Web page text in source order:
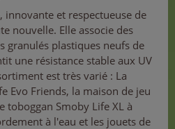
innovante et respectueuse de
nouvelle. Elle associe des
granulés plastiques neufs de
une résistance stable aux UV
est très varié : La
Evo Friends, la maison de jeu
toboggan Smoby Life XL à
à l'eau et les jouets de